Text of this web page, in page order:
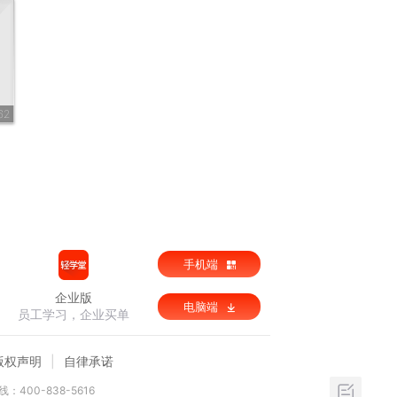
企业版
员工学习，企业买单
手机端
电脑端
权声明 自律承诺
：400-838-5616